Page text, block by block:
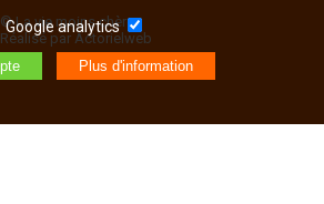
© La vie moins chère
Réalisé par Actorielweb
Google analytics